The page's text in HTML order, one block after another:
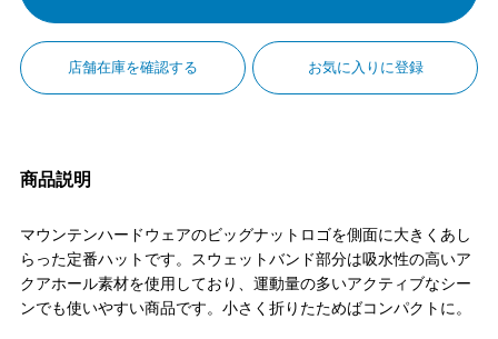
店舗在庫を確認する お気に入りに登録
商品説明
マウンテンハードウェアのビッグナットロゴを側面に大きくあし
らった定番ハットです。スウェットバンド部分は吸水性の高いア
クアホール素材を使用しており、運動量の多いアクティブなシー
ンでも使いやすい商品です。小さく折りたためばコンパクトに。